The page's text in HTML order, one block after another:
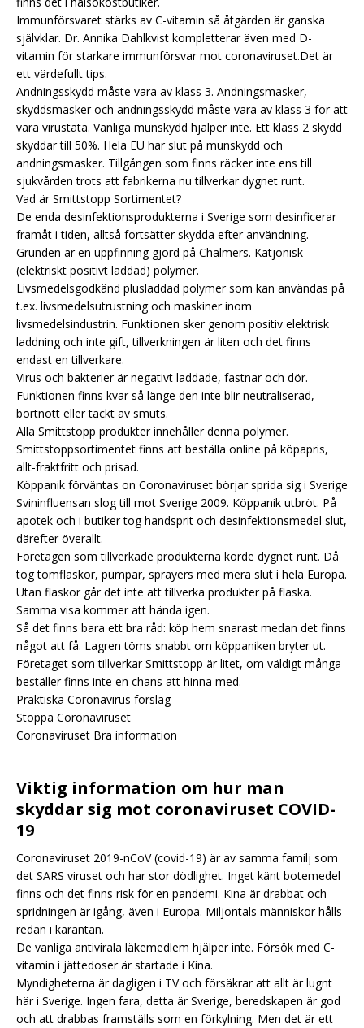
Immunförsvaret stärks av C-vitamin så åtgärden är ganska
självklar. Dr. Annika Dahlkvist kompletterar även med D-
vitamin för starkare immunförsvar mot coronaviruset.Det är
ett värdefullt tips.
Andningsskydd måste vara av klass 3. Andningsmasker,
skyddsmasker och andningsskydd måste vara av klass 3 för att
vara virustäta. Vanliga munskydd hjälper inte. Ett klass 2 skydd
skyddar till 50%. Hela EU har slut på munskydd och
andningsmasker. Tillgången som finns räcker inte ens till
sjukvården trots att fabrikerna nu tillverkar dygnet runt.
Vad är Smittstopp Sortimentet?
De enda desinfektionsprodukterna i Sverige som desinficerar
framåt i tiden, alltså fortsätter skydda efter användning.
Grunden är en uppfinning gjord på Chalmers. Katjonisk
(elektriskt positivt laddad) polymer.
Livsmedelsgodkänd plusladdad polymer som kan användas på
t.ex. livsmedelsutrustning och maskiner inom
livsmedelsindustrin. Funktionen sker genom positiv elektrisk
laddning och inte gift, tillverkningen är liten och det finns
endast en tillverkare.
Virus och bakterier är negativt laddade, fastnar och dör.
Funktionen finns kvar så länge den inte blir neutraliserad,
bortnött eller täckt av smuts.
Alla Smittstopp produkter innehåller denna polymer.
Smittstoppsortimentet finns att beställa online på köpapris,
allt-fraktfritt och prisad.
Köppanik förväntas on Coronaviruset börjar sprida sig i Sverige
Svininfluensan slog till mot Sverige 2009. Köppanik utbröt. På
apotek och i butiker tog handsprit och desinfektionsmedel slut,
därefter överallt.
Företagen som tillverkade produkterna körde dygnet runt. Då
tog tomflaskor, pumpar, sprayers med mera slut i hela Europa.
Utan flaskor går det inte att tillverka produkter på flaska.
Samma visa kommer att hända igen.
Så det finns bara ett bra råd: köp hem snarast medan det finns
något att få. Lagren töms snabbt om köppaniken bryter ut.
Företaget som tillverkar Smittstopp är litet, om väldigt många
beställer finns inte en chans att hinna med.
Praktiska Coronavirus förslag
Stoppa Coronaviruset
Coronaviruset Bra information
Viktig information om hur man
skyddar sig mot coronaviruset COVID-
19
Coronaviruset 2019-nCoV (covid-19) är av samma familj som
det SARS viruset och har stor dödlighet. Inget känt botemedel
finns och det finns risk för en pandemi. Kina är drabbat och
spridningen är igång, även i Europa. Miljontals människor hålls
redan i karantän.
De vanliga antivirala läkemedlem hjälper inte. Försök med C-
vitamin i jättedoser är startade i Kina.
Myndigheterna är dagligen i TV och försäkrar att allt är lugnt
här i Sverige. Ingen fara, detta är Sverige, beredskapen är god
och att drabbas framställs som en förkylning. Men det är ett